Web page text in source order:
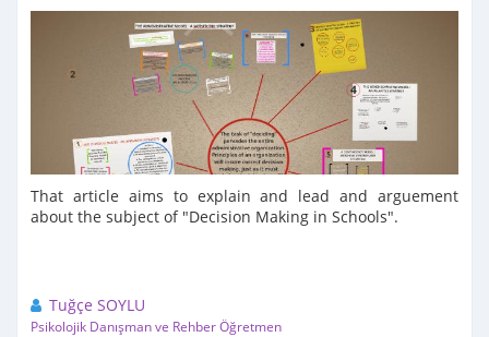
That article aims to explain and lead and arguement
about the subject of "Decision Making in Schools".
Tuğçe SOYLU
Psikolojik Danışman ve Rehber Öğretmen